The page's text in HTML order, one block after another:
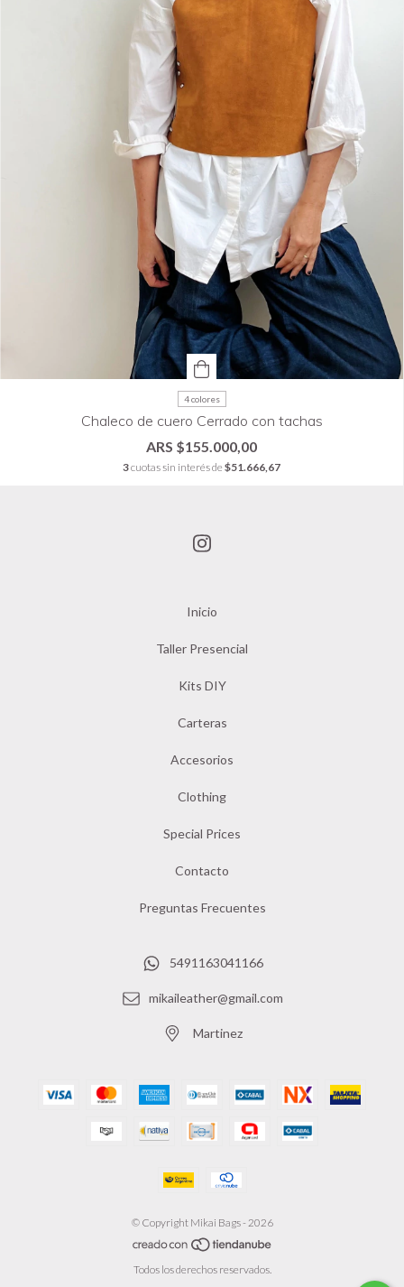
4 colores
Chaleco de cuero Cerrado con tachas
$155.000,00
3cuotas sin interés de $51.666,67
Inicio
Taller Presencial
Kits DIY
Carteras
Accesorios
Clothing
Special Prices
Contacto
Preguntas Frecuentes
5491163041166
mikaileather@gmail.com
Martinez
© Copyright Mikai Bags - 2026
Todos los derechos reservados.